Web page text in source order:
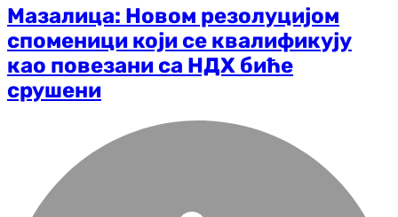
Мазалица: Новом резолуцијом
споменици који се квалификују
као повезани са НДХ биће
срушени